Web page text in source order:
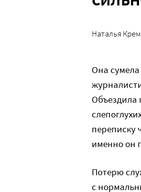
Наталья
Она
Объездила
переписку
именно он
Потерю
с